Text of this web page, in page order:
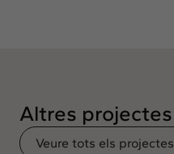
Altres projectes
Veure tots els projectes